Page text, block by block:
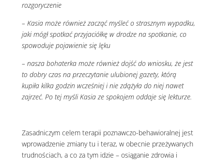
rozgoryczenie
– Kasia może również zacząć myśleć o strasznym wypadku,
jaki mógł spotkać przyjaciółkę w drodze na spotkanie, co
spowoduje pojawienie się lęku
– nasza bohaterka może również dojść do wniosku, że jest
to dobry czas na przeczytanie ulubionej gazety, którą
kupiła kilka godzin wcześniej i nie zdążyła do niej nawet
zajrzeć. Po tej myśli Kasia ze spokojem oddaje się lekturze.
Zasadniczym celem terapii poznawczo-behawioralnej jest
wprowadzenie zmiany tu i teraz, w obecnie przeżywanych
trudnościach, a co za tym idzie – osiąganie zdrowia i